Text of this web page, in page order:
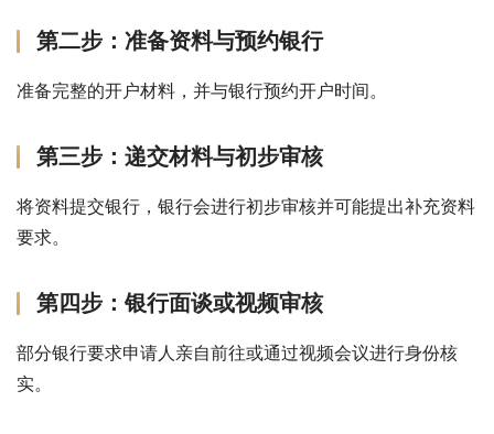
第二步：准备资料与预约银行
准备完整的开户材料，并与银行预约开户时间。
第三步：递交材料与初步审核
将资料提交银行，银行会进行初步审核并可能提出补充资料
要求。
第四步：银行面谈或视频审核
部分银行要求申请人亲自前往或通过视频会议进行身份核
实。